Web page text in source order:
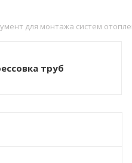
для монтажа систем
труб